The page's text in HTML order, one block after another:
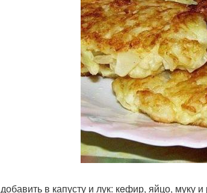
в капусту и лук: кeфир, яйцо, муку